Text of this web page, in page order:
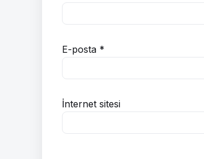
E-posta *
İnternet sitesi